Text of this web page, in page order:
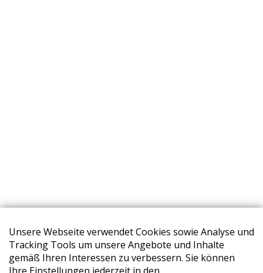
Unsere Webseite verwendet Cookies sowie Analyse und
Tracking Tools um unsere Angebote und Inhalte
gemäß Ihren Interessen zu verbessern. Sie können